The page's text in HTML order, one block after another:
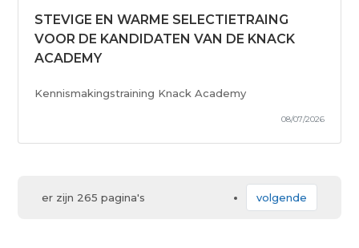
STEVIGE EN WARME SELECTIETRAING
VOOR DE KANDIDATEN VAN DE KNACK
ACADEMY
Kennismakingstraining Knack Academy
08/07/2026
er zijn 265 pagina's volgende